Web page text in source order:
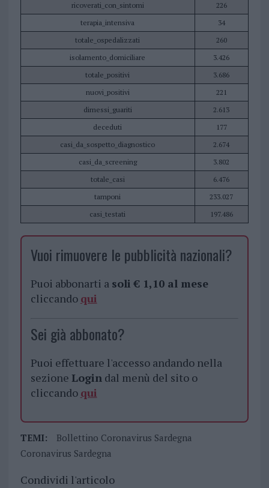
ricoverati_con_sintomi
226
terapia_intensiva
34
totale_ospedalizzati
260
isolamento_domiciliare
3.426
totale_positivi
3.686
nuovi_positivi
221
dimessi_guariti
2.613
deceduti
177
casi_da_sospetto_diagnostico
2.674
casi_da_screening
3.802
totale_casi
6.476
tamponi
233.027
casi_testati
197.486
Vuoi rimuovere le pubblicità nazionali?
Puoi abbonarti a soli € 1,10 al mese
cliccando qui
Sei già abbonato?
Puoi effettuare l'accesso andando nella
sezione Logindal menù del sito o
cliccando qui
TEMI:
Bollettino Coronavirus Sardegna
Coronavirus Sardegna
Condividi l'articolo